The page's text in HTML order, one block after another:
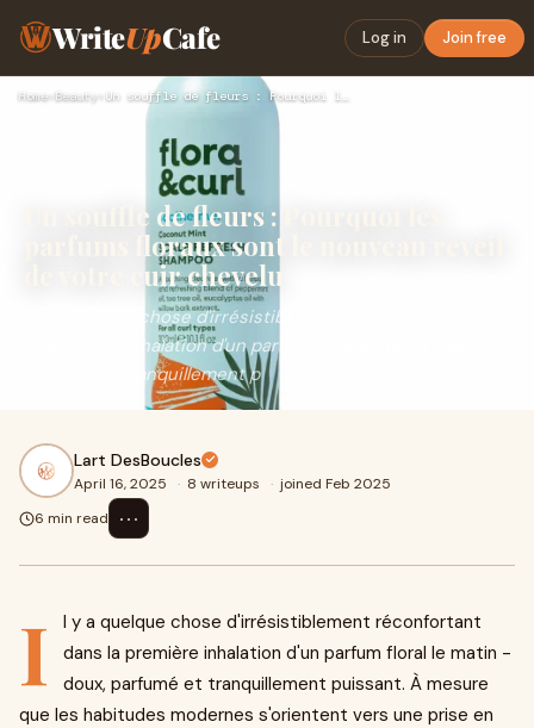
WriteUpCafe Log in Join free
Home› Beauty›
Un souffle de fleurs : Pourquoi les
parfums floraux sont le nouveau réveil
de votre cuir chevelu
Il y a quelque chose d'irrésistiblement réconfortant dans
la première inhalation d'un parfum floral le matin - doux,
parfumé et tranquillement p
Lart DesBoucles
April 16, 2025 · 8 writeups · joined Feb 2025
6 min read
⋯
I
l y a quelque chose d'irrésistiblement réconfortant
dans la première inhalation d'un parfum floral le matin -
doux, parfumé et tranquillement puissant. À mesure
que les habitudes modernes s'orientent vers une prise en